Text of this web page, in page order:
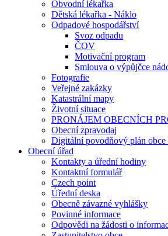
Obvodní lékařka
Dětská lékařka - Náklo
Odpadové hospodářství
Svoz odpadu
ČOV
Motivační program
Smlouva o výpůjčce
Fotografie
Veřejné zakázky
Katastrální mapy
Životní situace
PRONÁJEM OBECNÍCH
Obecní zpravodaj
Digitální povodňový plán
Obecní úřad
Kontakty a úřední hodiny
Kontaktní formulář
Czech point
Úřední deska
Obecně závazné vyhlášky
Povinné informace
Odpovědi na žádosti o